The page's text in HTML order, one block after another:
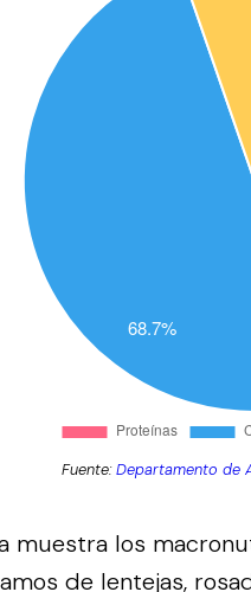
Fuente:Departamento de
muestra los
de lentejas,